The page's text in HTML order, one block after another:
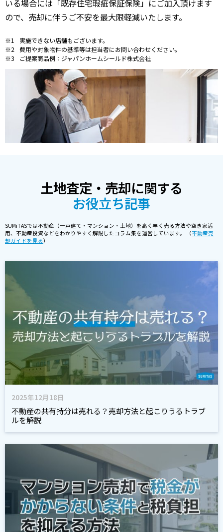
いる場合には「既存住宅瑕疵保証保険」にご加入頂けます
ので、売却に伴うご不安を最大限軽減いたします。
実施できない店舗もございます。
費用や対象物件の基準等は担当者にお問い合わせください。
ご提案商品例：ジャパンホームシールド株式会社
土地査定・売却に関する
お役立ち記事
SUMiTASでは不動産（一戸建て・マンション・土地）を高く早く売る方法や空き家活
用、不動産投資などをわかりやすく解説したコラム集を運営しています。 （不動産売
却ガイドを見る）
2025年12月18日
不動産の共有持分は売れる？売却方法と起こりうるトラブ
ルを解説